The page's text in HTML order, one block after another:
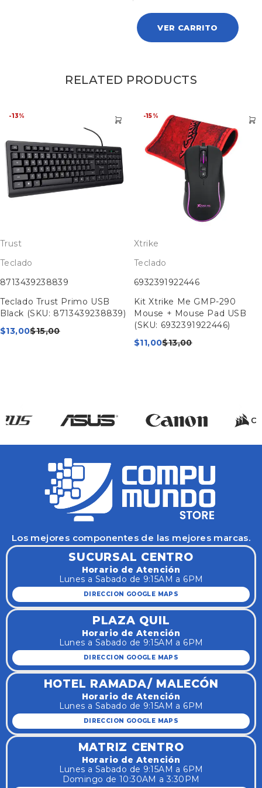
VER CARRITO
RELATED PRODUCTS
-13%
Trust
Teclado
8713439238839
Teclado Trust Primo USB
Black (SKU: 8713439238839)
$15,00
$13,00
-15%
Xtrike
Teclado
6932391922446
Kit Xtrike Me GMP-290
Mouse + Mouse Pad USB
(SKU: 6932391922446)
$13,00
$11,00
Los mejores componentes de las mejores marcas.
SUCURSAL CENTRO
Horario de Atención
Lunes a Sabado de 9:15AM a 6PM
DIRECCION GOOGLE MAPS
PLAZA QUIL
Horario de Atención
Lunes a Sabado de 9:15AM a 6PM
DIRECCION GOOGLE MAPS
HOTEL RAMADA/ MALECÓN
Horario de Atención
Lunes a Sabado de 9:15AM a 6PM
DIRECCION GOOGLE MAPS
MATRIZ CENTRO
Horario de Atención
Lunes a Sabado de 9:15AM a 6PM
Domingo de 10:30AM a 3:30PM